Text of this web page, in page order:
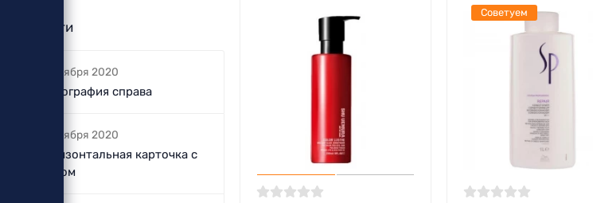
Новости
5 октября 2020
Фотография справа
5 октября 2020
Горизонтальная карточка с
фоном
Советуем